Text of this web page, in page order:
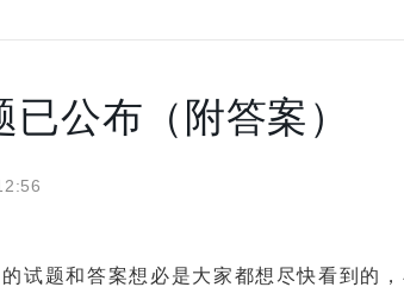
公布（附答案）
题和答案想必是大家都想尽快看到的，